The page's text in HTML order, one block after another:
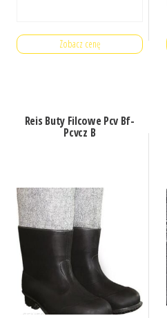
Zobacz cenę
Reis Buty Filcowe Pcv Bf-
Pcvcz B